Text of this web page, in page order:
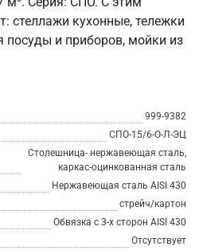
стеллажи кухонные, тележки
посуды и приборов, мойки из
999-9382
СПО-15/6-О-Л-ЭЦ
Столешница- нержавеющая сталь,
каркас-оцинкованная сталь
Нержавеющая сталь AISI 430
стрейч/картон
Обвязка с 3-х сторон AISI 430
Отсутствует